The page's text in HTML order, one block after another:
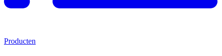
Producten